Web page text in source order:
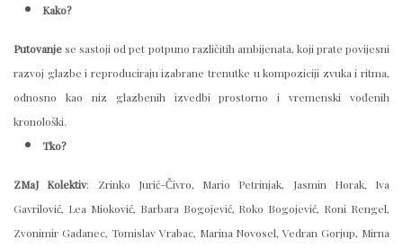
Kako?
Putovanjese sastoji od pet potpuno različitih ambijenata, koji prate povijesni
razvoj glazbe i reproduciraju izabrane trenutke u kompoziciji zvuka i ritma,
odnosno kao niz glazbenih izvedbi prostorno i vremenski vođenih
kronološki.
Tko?
ZMaJ Kolektiv: Zrinko Jurić-Čivro, Mario Petrinjak, Jasmin Horak, Iva
Gavrilović, Lea Mioković, Barbara Bogojević, Roko Bogojević, Roni Rengel,
Zvonimir Gadanec, Tomislav Vrabac, Marina Novosel, Vedran Gorjup, Mirna